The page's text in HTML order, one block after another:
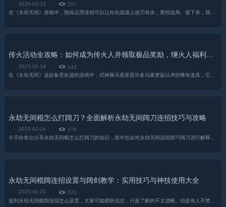
· 2025-03-12
257
在《永劫无间》游戏中，熟练运用连招可以让你在战场上游刃有余，掌控战局。接下来，我将为大家介绍几招实用的连招方法。利用技能衔接普攻利用技能可先击破敌方的防御或弱点...
传火活动全攻略：如何成为传火人并领取极品奖励，继火人福利揭秘
· 2025-02-24
143
在《永劫无间》这款备受欢迎的游戏中，武神展示底座是许多玩家梦寐以求的稀有道具，它不仅能为你的小队增添一份独特的魅力，还能彰显你在游戏中的实力和成就，如何获得这个...
永劫无间棍怎么打阔刀？全面解析永劫无间阔刀连招技巧与攻略
· 2025-02-24
176
今天给各位分享永劫无间棍怎么打阔刀的知识，其中也会对永劫无间连招技巧阔刀进行解释，希望能解决你现在面临的问题，下面就让我们开始吧！...
永劫无间棍阔连招设置与阔剑教学：实用技巧与神技使用大全
· 2025-02-21
221